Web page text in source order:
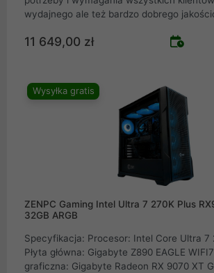
wydajnego ale też bardzo dobrego
komputerowego. Do budowy systemów
ZENPC Gaming wykorzystaliśmy tylko i
sprawdzone oraz bardzo dobre
wysoka wydajność ale również zadbanie
użytkowania. Nasz gotowe konfiguracje
zaprzeczeniem często spotykanych
których podzespoły są dobierane jak
bez odzwierciedlenia tego w cenie
11 649,00 zł
Wysyłka gratis
ZENPC Gaming Intel Ultra 7 270K Plus
32GB ARGB
Specyfikacja: Procesor: Intel Core Ultra 7
Płyta główna: Gigabyte Z890 EAGLE
graficzna: Gigabyte Radeon RX 9070 XT